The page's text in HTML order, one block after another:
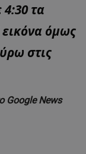
4:30 τα
όμως
στις
Google News